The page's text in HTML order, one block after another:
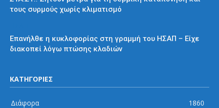
τους συρμούς χωρίς κλιματισμό
Επανήλθε η κυκλοφορίας στη γραμμή του ΗΣΑΠ – Είχε
διακοπεί λόγω πτώσης κλαδιών
ΚΑΤΗΓΟΡΙΕΣ
Διάφορα 1860